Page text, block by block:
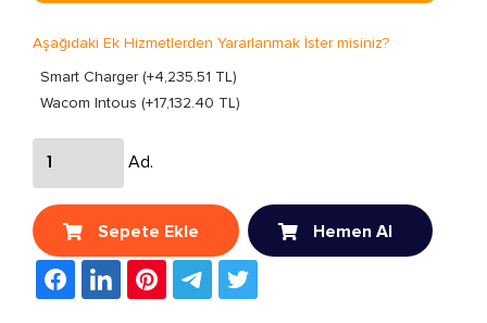
Aşağıdaki Ek Hizmetlerden Yararlanmak İster misiniz?
Smart Charger (+4,235.51 TL)
Wacom Intous (+17,132.40 TL)
Ad.
Sepete Ekle Hemen Al